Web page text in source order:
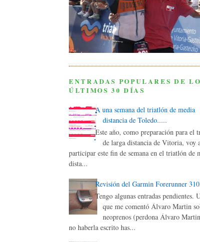
ENTRADAS POPULARES DE
ÚLTIMOS 30 DÍAS
A una semana del triatlón de media
distancia de Toledo.....
Este año, como preparación para el
de larga distancia de Vitoria, voy
participar este fin de semana en el triatlón de
dista...
Revisión del Garmin Forerunner
Tengo algunas entradas pendientes.
que me comentó Álvaro Martin
neoprenos (perdona Álvaro
no haberla escrito has...